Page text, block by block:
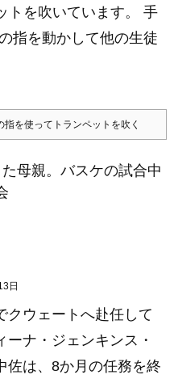
トを吹いています。 手
指を動かして他の生徒
を使ってトランペットを吹く
母親。バスケの試合中
日
クウェートへ赴任して
ーナ・ジェンキンス・
佐は、8か月の任務を終